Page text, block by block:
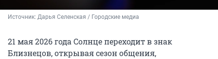
Источник: Дарья Селенская / Городские медиа
21 мая 2026 года Солнце переходит в знак
Близнецов, открывая сезон общения,